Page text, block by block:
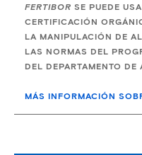
FERTIBOR SE PUEDE
CERTIFICACIÓN
LA MANIPULACIÓN DE
LAS NORMAS DEL
DEL DEPARTAMENTO DE
MÁS INFORMACIÓN